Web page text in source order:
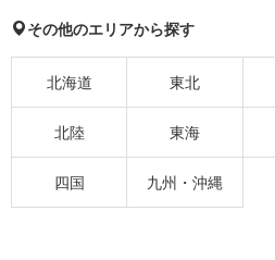
その他のエリアから探す
北海道 東北
北陸 東海
四国 九州・沖縄